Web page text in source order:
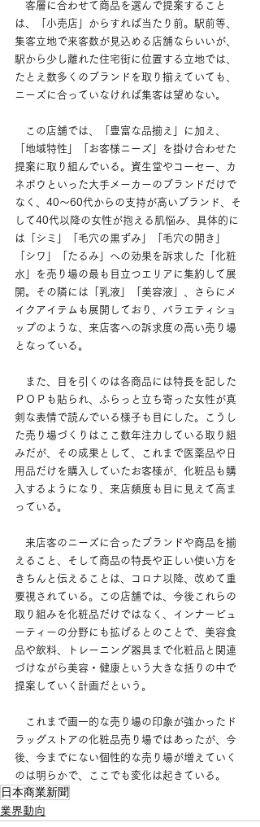
客層に合わせて商品を選んで提案すること
は、「小売店」からすれば当たり前。駅前等、
集客立地で来客数が見込める店舗ならいいが、
駅から少し離れた住宅街に位置する立地では、
たとえ数多くのブランドを取り揃えていても、
ニーズに合っていなければ集客は望めない。
この店舗では、「豊富な品揃え」に加え、
「地域特性」「お客様ニーズ」を掛け合わせた
提案に取り組んでいる。資生堂やコーセー、カ
ネボウといった大手メーカーのブランドだけで
なく、40～60代からの支持が高いブランド、そ
して40代以降の女性が抱える肌悩み、具体的に
は「シミ」「毛穴の黒ずみ」「毛穴の開き」
「シワ」「たるみ」への効果を訴求した「化粧
水」を売り場の最も目立つエリアに集約して展
開。その隣には「乳液」「美容液」、さらにメ
イクアイテムも展開しており、バラエティショ
ップのような、来店客への訴求度の高い売り場
となっている。
また、目を引くのは各商品には特長を記した
ＰＯＰも貼られ、ふらっと立ち寄った女性が真
剣な表情で読んでいる様子も目にした。こうし
た売り場づくりはここ数年注力している取り組
みだが、その成果として、これまで医薬品や日
用品だけを購入していたお客様が、化粧品も購
入するようになり、来店頻度も目に見えて高ま
っている。
来店客のニーズに合ったブランドや商品を揃
えること、そして商品の特長や正しい使い方を
きちんと伝えることは、コロナ以降、改めて重
要視されている。この店舗では、今後これらの
取り組みを化粧品だけではなく、インナービュ
ーティーの分野にも拡げるとのことで、美容食
品や飲料、トレーニング器具まで化粧品と関連
づけながら美容・健康という大きな括りの中で
提案していく計画だという。
これまで画一的な売り場の印象が強かったド
ラッグストアの化粧品売り場ではあったが、今
後、今までにない個性的な売り場が増えていく
のは明らかで、ここでも変化は起きている。
日本商業新聞
業界動向